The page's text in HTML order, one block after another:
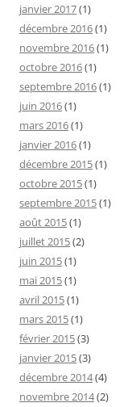
janvier 2017(1)
décembre 2016(1)
novembre 2016(1)
octobre 2016(1)
septembre 2016(1)
juin 2016(1)
mars 2016(1)
janvier 2016(1)
décembre 2015(1)
octobre 2015(1)
septembre 2015(1)
août 2015(1)
juillet 2015(2)
juin 2015(1)
mai 2015(1)
avril 2015(1)
mars 2015(1)
février 2015(3)
janvier 2015(3)
décembre 2014(4)
novembre 2014(2)